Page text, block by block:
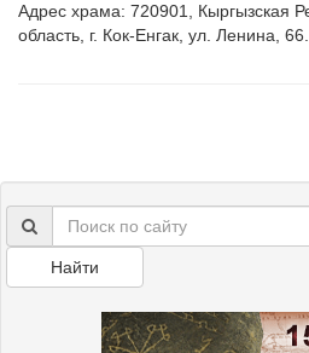
Адрес храма: 720901, Кыргызская
область, г. Кок-Енгак, ул. Ленина, 66.
Найти